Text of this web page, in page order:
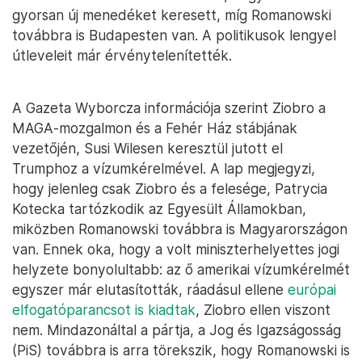
gyorsan új menedéket keresett, míg Romanowski
továbbra is Budapesten van. A politikusok lengyel
útleveleit már érvénytelenítették.
A Gazeta Wyborcza információja szerint Ziobro a
MAGA-mozgalmon és a Fehér Ház stábjának
vezetőjén, Susi Wilesen keresztül jutott el
Trumphoz a vízumkérelmével. A lap megjegyzi,
hogy jelenleg csak Ziobro és a felesége, Patrycia
Kotecka tartózkodik az Egyesült Államokban,
miközben Romanowski továbbra is Magyarországon
van. Ennek oka, hogy a volt miniszterhelyettes jogi
helyzete bonyolultabb: az ő amerikai vízumkérelmét
egyszer már elutasították, ráadásul ellene európai
elfogatóparancsot is kiadtak, Ziobro ellen viszont
nem. Mindazonáltal a pártja, a Jog és Igazságosság
(PiS) továbbra is arra törekszik, hogy Romanowski is